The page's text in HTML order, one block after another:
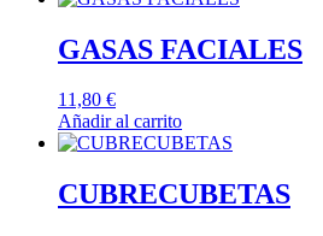
GASAS FACIALES
11,80 €
Añadir al carrito
CUBRECUBETAS